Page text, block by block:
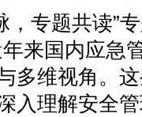
专题共读”
来国内应急
多维视角。
入理解安全